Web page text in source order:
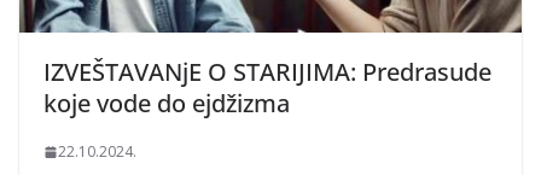
IZVEŠTAVANjE O STARIJIMA: Predrasude
koje vode do ejdžizma
22.10.2024.